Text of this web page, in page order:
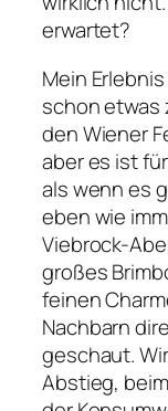
erwartet?
Mein
schon etwas
den Wiener
aber es ist
als wenn es
eben wie
Viebrock-
großes
feinen
Nachbarn
geschaut.
Abstieg,